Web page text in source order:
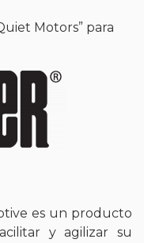
Motors” para
es un producto
y agilizar su